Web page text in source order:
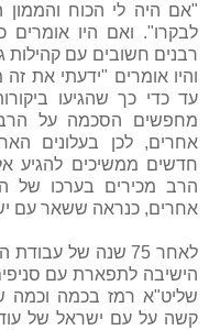
"אם היה לי הכוח והממון
לבקרו". ואם היו
רבנים חשובים עם קהילות
והיו אומרים "ידעתי את
עד כדי כך שהגיעו
מחפשים הסכמה על
אחרים, לכן בעלונים
חדשים ממשיכים להגיע
הרב מכירים בערכו של
אחרים, כנראה ששאר עם
לאחר 75 שנה של
הישיבה לתפארת עם
שליט"א רמז בכמה וכמה
קשה על עם ישראל של